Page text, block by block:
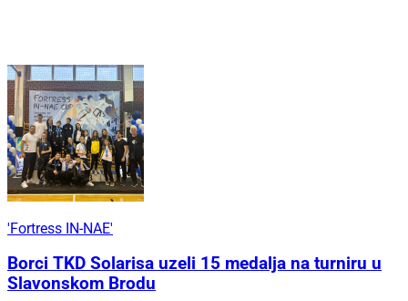
'Fortress IN-NAE'
Borci TKD Solarisa uzeli 15 medalja na turniru u
Slavonskom Brodu